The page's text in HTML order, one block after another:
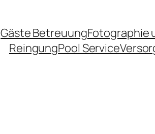
Gäste BetreuungFotographie
ReingungPool Service